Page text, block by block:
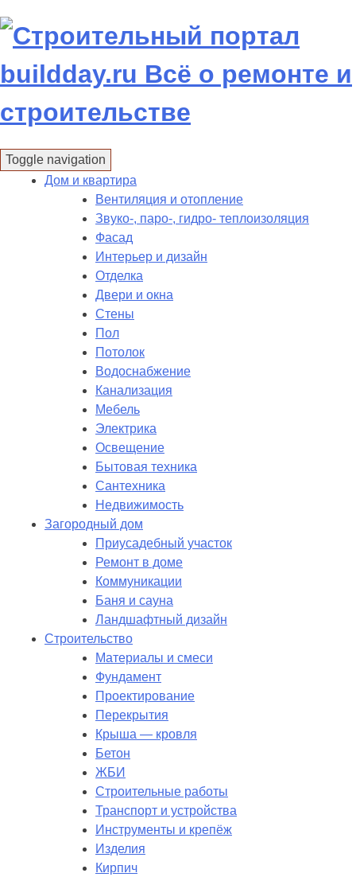
to
content
Toggle navigation
Дом и квартира
Вентиляция и отопление
Звуко-, паро-, гидро- теплоизоляция
Фасад
Интерьер и дизайн
Отделка
Двери и окна
Стены
Пол
Потолок
Водоснабжение
Канализация
Мебель
Электрика
Освещение
Бытовая техника
Сантехника
Недвижимость
Загородный дом
Приусадебный участок
Ремонт в доме
Коммуникации
Баня и сауна
Ландшафтный дизайн
Строительство
Материалы и смеси
Фундамент
Проектирование
Перекрытия
Крыша — кровля
Бетон
ЖБИ
Строительные работы
Транспорт и устройства
Инструменты и крепёж
Изделия
Кирпич